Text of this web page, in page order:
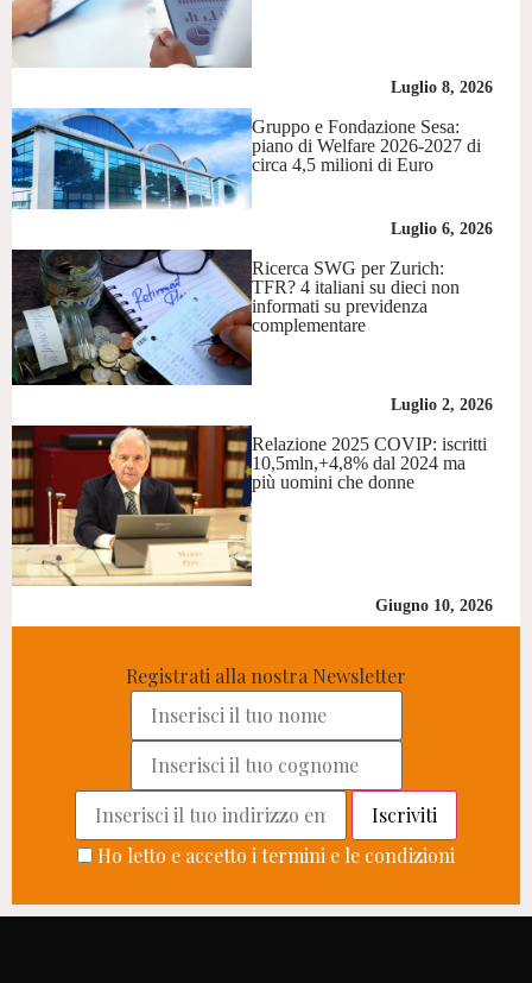
Luglio 8, 2026
Gruppo e Fondazione Sesa:
piano di Welfare 2026-2027 di
circa 4,5 milioni di Euro
Luglio 6, 2026
Ricerca SWG per Zurich:
TFR? 4 italiani su dieci non
informati su previdenza
complementare
Luglio 2, 2026
Relazione 2025 COVIP: iscritti
10,5mln,+4,8% dal 2024 ma
più uomini che donne
Giugno 10, 2026
Registrati alla nostra Newsletter
Ho letto e accetto i termini e le condizioni